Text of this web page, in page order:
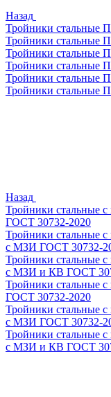
Назад
Тройники
Тройники
Тройники
Тройники
Тройники
Тройники
Назад
Тройники стальные
ГОСТ 30732-2020
Тройники стальные
с МЗИ ГОСТ 30732-
Тройники стальные
с МЗИ и КВ ГОСТ
Тройники стальные
ГОСТ 30732-2020
Тройники стальные
с МЗИ ГОСТ 30732-
Тройники стальные
с МЗИ и КВ ГОСТ